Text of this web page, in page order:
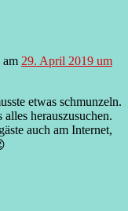
am 29. April 2019 um
etwas schmunzeln.
herauszusuchen.
auch am Internet,